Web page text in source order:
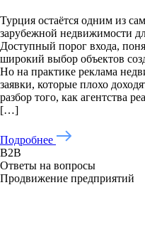
Турция остаётся одним из
зарубежной недвижимости
Доступный порог входа,
широкий выбор объектов
Но на практике реклама
заявки, которые плохо
разбор того, как агентства
[…]
Подробнее
B2B
Ответы на вопросы
Продвижение предприятий